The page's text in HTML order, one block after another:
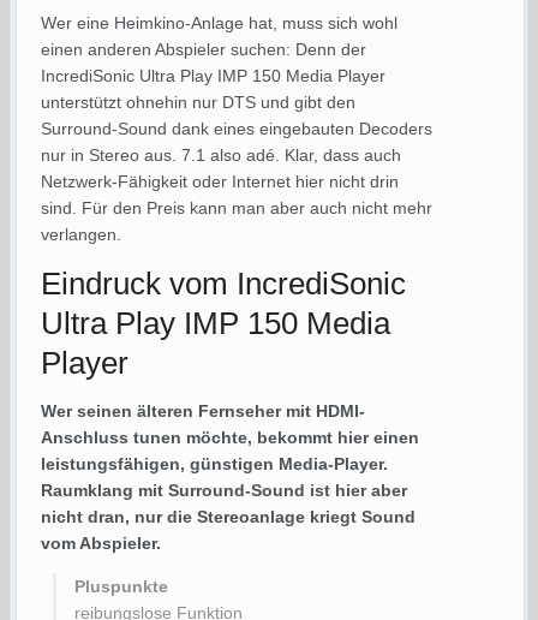
Wer eine Heimkino-Anlage hat, muss sich wohl
einen anderen Abspieler suchen: Denn der
IncrediSonic Ultra Play IMP 150 Media Player
unterstützt ohnehin nur DTS und gibt den
Surround-Sound dank eines eingebauten Decoders
nur in Stereo aus. 7.1 also adé. Klar, dass auch
Netzwerk-Fähigkeit oder Internet hier nicht drin
sind. Für den Preis kann man aber auch nicht mehr
verlangen.
Eindruck vom IncrediSonic
Ultra Play IMP 150 Media
Player
Wer seinen älteren Fernseher mit HDMI-
Anschluss tunen möchte, bekommt hier einen
leistungsfähigen, günstigen Media-Player.
Raumklang mit Surround-Sound ist hier aber
nicht dran, nur die Stereoanlage kriegt Sound
vom Abspieler.
Pluspunkte
reibungslose Funktion